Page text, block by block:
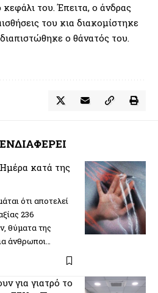
του. Έπειτα, ο άνδρας
του κια διακομίστηκε
ο θάνατός του.
κατά της
ότι αποτελεί
236
θύματα της
άνθρωποι…
για γιατρό το